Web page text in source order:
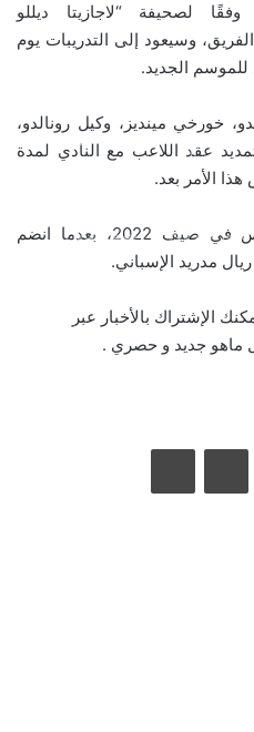
لصحيفة “لاجازيتا ديللو
وسيعود إلى التدريبات يوم
خورخي مينديز، وكيل رونالدو،
عقد اللاعب مع النادي لمدة
الأمر بعد.
وينتهي عقد رونالدو مع يوفنتوس في صيف 2022، بعدما انضم
الإشتراك بالأخبار عبر
ماهو جديد و حصري .
مشاركة عبر البريد طباعة
في بامبلونا.. ثيران هائجة تسحق
«حلبة الموت»!
لعبور النرويج إلى نصف نهائي
الجوية على إيران رداً على